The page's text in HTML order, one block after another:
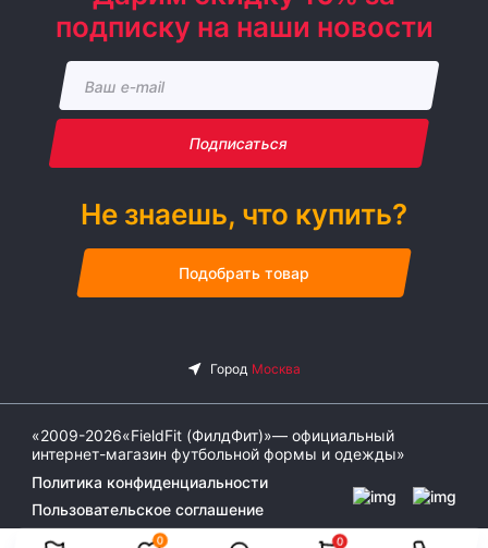
0 0
подписку на наши новости
Подписаться
Не знаешь, что купить?
Подобрать товар
«2009-2026«FieldFit (ФилдФит)»— официальный
интернет-магазин футбольной формы и одежды»
Политика конфиденциальности
Пользовательское соглашение